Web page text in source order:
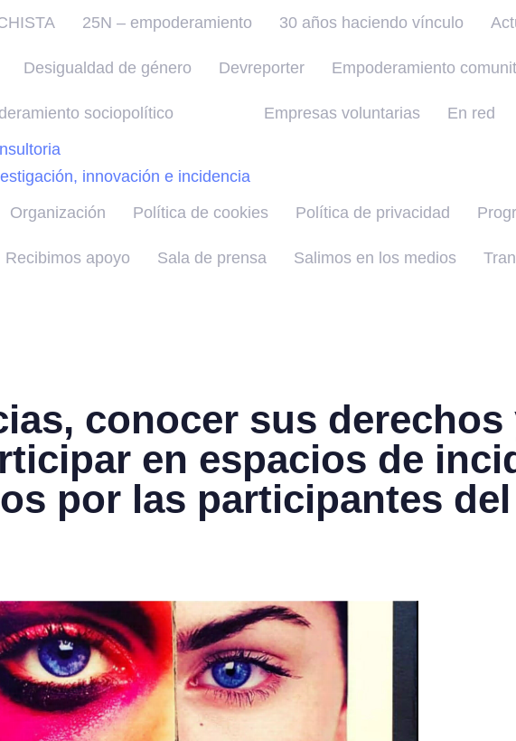
25N – empoderamiento 30 años haciendo vínculo
Desigualdad de género Devreporter Empoderamiento
sociopolítico
innovación e incidencia
Empresas voluntarias En red
Organización Política de cookies Política de privacidad
Recibimos apoyo Sala de prensa Salimos en los medios
conocer sus derechos
en espacios de
por las participantes del